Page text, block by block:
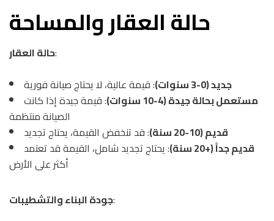
حالة العقار والمساحة
حالة العقار:
جديد (0-3 سنوات)
: قيمة عالية، لا يحتاج صيانة فورية
مستعمل بحالة جيدة (4-10 سنوات)
: قيمة جيدة إذا كانت
الصيانة منتظمة
قديم (10-20 سنة)
: قد تنخفض القيمة، يحتاج تجديد
قديم جداً (+20 سنة)
: يحتاج تجديد شامل، القيمة قد تعتمد
أكثر على الأرض
جودة البناء والتشطيبات: